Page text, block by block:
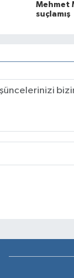
Mehmet
suçlamış